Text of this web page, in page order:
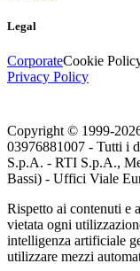
Legal
CorporateCookie
Privacy Policy
Copyright © 1999-
03976881007 - Tutti i
S.p.A. - RTI S.p.A.,
Bassi) - Uffici Viale
Rispetto ai contenuti e
vietata ogni
intelligenza artificiale
utilizzare mezzi